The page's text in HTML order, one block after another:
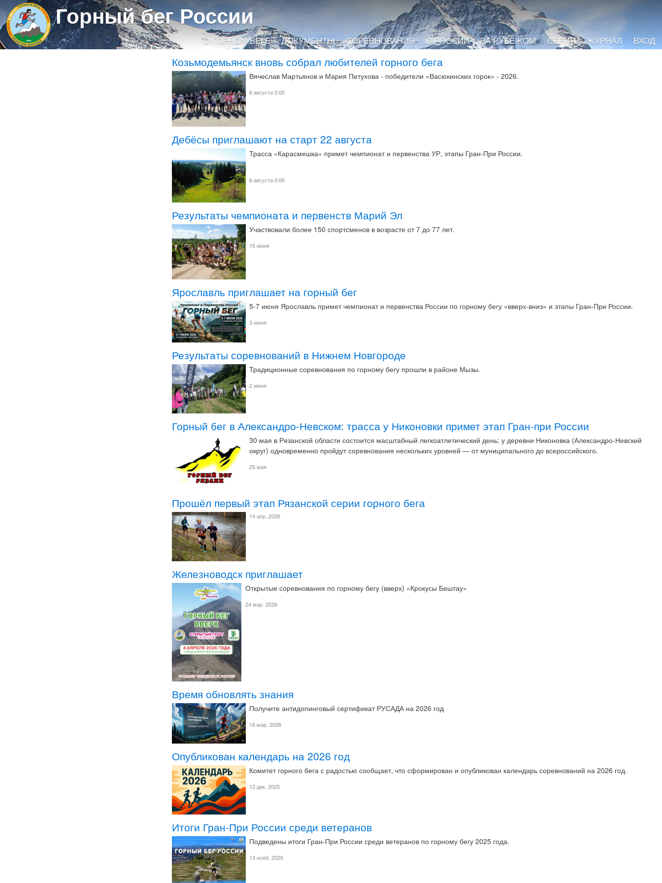
Горный бег России
О ГОРНОМ БЕГЕ ДОКУМЕНТЫ СОРЕВНОВАНИЯ В РОССИИ ЗА РУБЕЖОМ СЕРИИ ЖУРНАЛ ВХОД
Козьмодемьянск вновь собрал любителей горного бега
Вячеслав Мартьянов и Мария Петухова - победители «Васюкинских горок» - 2026.
6 августа 0:00
Дебёсы приглашают на старт 22 августа
Трасса «Карасмешка» примет чемпионат и первенства УР, этапы Гран-При России.
6 августа 0:00
Результаты чемпионата и первенств Марий Эл
Участвовали более 150 спортсменов в возрасте от 7 до 77 лет.
15 июня
Ярославль приглашает на горный бег
5-7 июня Ярославль примет чемпионат и первенства России по горному бегу «вверх-вниз» и этапы Гран-При России.
3 июня
Результаты соревнований в Нижнем Новгороде
Традиционные соревнования по горному бегу прошли в районе Мызы.
2 июня
Горный бег в Александро-Невском: трасса у Никоновки примет этап Гран-при России
30 мая в Рязанской области состоится масштабный легкоатлетический день: у деревни Никоновка (Александро-Невский
округ) одновременно пройдут соревнования нескольких уровней — от муниципального до всероссийского.
25 мая
Прошёл первый этап Рязанской серии горного бега
14 апр. 2026
Железноводск приглашает
Открытые соревнования по горному бегу (вверх) «Крокусы Бештау»
24 мар. 2026
Время обновлять знания
Получите антидопинговый сертификат РУСАДА на 2026 год
16 мар. 2026
Опубликован календарь на 2026 год
Комитет горного бега с радостью сообщает, что сформирован и опубликован календарь соревнований на 2026 год.
12 дек. 2025
Итоги Гран-При России среди ветеранов
Подведены итоги Гран-При России среди ветеранов по горному бегу 2025 года.
13 нояб. 2025